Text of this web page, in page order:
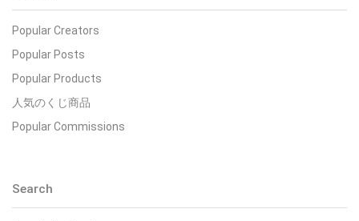
Popular Creators
Popular Posts
Popular Products
人気のくじ商品
Popular Commissions
Search